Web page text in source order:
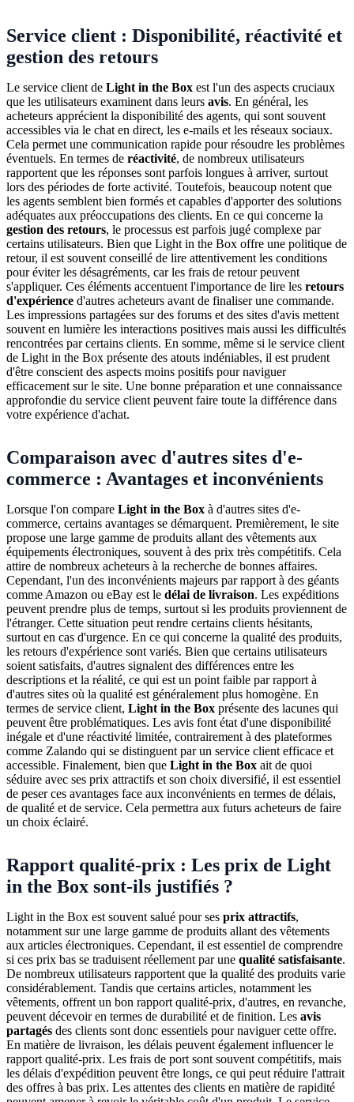
Service client : Disponibilité, réactivité et
gestion des retours
Le service client de Light in the Box est l'un des aspects cruciaux
que les utilisateurs examinent dans leurs avis. En général, les
acheteurs apprécient la disponibilité des agents, qui sont souvent
accessibles via le chat en direct, les e-mails et les réseaux sociaux.
Cela permet une communication rapide pour résoudre les problèmes
éventuels. En termes de réactivité, de nombreux utilisateurs
rapportent que les réponses sont parfois longues à arriver, surtout
lors des périodes de forte activité. Toutefois, beaucoup notent que
les agents semblent bien formés et capables d'apporter des solutions
adéquates aux préoccupations des clients. En ce qui concerne la
gestion des retours, le processus est parfois jugé complexe par
certains utilisateurs. Bien que Light in the Box offre une politique de
retour, il est souvent conseillé de lire attentivement les conditions
pour éviter les désagréments, car les frais de retour peuvent
s'appliquer. Ces éléments accentuent l'importance de lire les retours
d'expérience d'autres acheteurs avant de finaliser une commande.
Les impressions partagées sur des forums et des sites d'avis mettent
souvent en lumière les interactions positives mais aussi les difficultés
rencontrées par certains clients. En somme, même si le service client
de Light in the Box présente des atouts indéniables, il est prudent
d'être conscient des aspects moins positifs pour naviguer
efficacement sur le site. Une bonne préparation et une connaissance
approfondie du service client peuvent faire toute la différence dans
votre expérience d'achat.
Comparaison avec d'autres sites d'e-
commerce : Avantages et inconvénients
Lorsque l'on compare Light in the Box à d'autres sites d'e-
commerce, certains avantages se démarquent. Premièrement, le site
propose une large gamme de produits allant des vêtements aux
équipements électroniques, souvent à des prix très compétitifs. Cela
attire de nombreux acheteurs à la recherche de bonnes affaires.
Cependant, l'un des inconvénients majeurs par rapport à des géants
comme Amazon ou eBay est le délai de livraison. Les expéditions
peuvent prendre plus de temps, surtout si les produits proviennent de
l'étranger. Cette situation peut rendre certains clients hésitants,
surtout en cas d'urgence. En ce qui concerne la qualité des produits,
les retours d'expérience sont variés. Bien que certains utilisateurs
soient satisfaits, d'autres signalent des différences entre les
descriptions et la réalité, ce qui est un point faible par rapport à
d'autres sites où la qualité est généralement plus homogène. En
termes de service client, Light in the Box présente des lacunes qui
peuvent être problématiques. Les avis font état d'une disponibilité
inégale et d'une réactivité limitée, contrairement à des plateformes
comme Zalando qui se distinguent par un service client efficace et
accessible. Finalement, bien que Light in the Box ait de quoi
séduire avec ses prix attractifs et son choix diversifié, il est essentiel
de peser ces avantages face aux inconvénients en termes de délais,
de qualité et de service. Cela permettra aux futurs acheteurs de faire
un choix éclairé.
Rapport qualité-prix : Les prix de Light
in the Box sont-ils justifiés ?
Light in the Box est souvent salué pour ses prix attractifs,
notamment sur une large gamme de produits allant des vêtements
aux articles électroniques. Cependant, il est essentiel de comprendre
si ces prix bas se traduisent réellement par une qualité satisfaisante.
De nombreux utilisateurs rapportent que la qualité des produits varie
considérablement. Tandis que certains articles, notamment les
vêtements, offrent un bon rapport qualité-prix, d'autres, en revanche,
peuvent décevoir en termes de durabilité et de finition. Les avis
partagés des clients sont donc essentiels pour naviguer cette offre.
En matière de livraison, les délais peuvent également influencer le
rapport qualité-prix. Les frais de port sont souvent compétitifs, mais
les délais d'expédition peuvent être longs, ce qui peut réduire l'attrait
des offres à bas prix. Les attentes des clients en matière de rapidité